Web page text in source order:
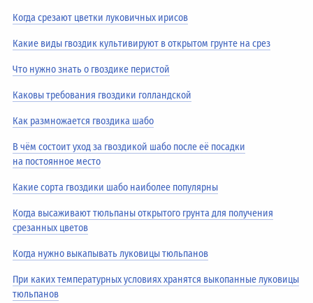
Когда срезают цветки луковичных ирисов
Какие виды гвоздик культивируют в открытом грунте на срез
Что нужно знать о гвоздике перистой
Каковы требования гвоздики голландской
Как размножается гвоздика шабо
В чём состоит уход за гвоздикой шабо после её посадки
на постоянное место
Какие сорта гвоздики шабо наиболее популярны
Когда высаживают тюльпаны открытого грунта для получения
срезанных цветов
Когда нужно выкапывать луковицы тюльпанов
При каких температурных условиях хранятся выкопанные луковицы
тюльпанов